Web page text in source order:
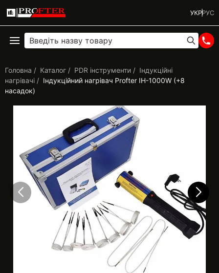
УКРРУС
Головна Каталог PDR інструменти
Індукційні
нагрівачі
Індукційний нагрівач Profter ІН-1000W (+8
насадок)